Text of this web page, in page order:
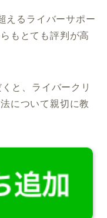
えるライバーサポー
もとても評判が高
と、ライバークリ
について親切に教